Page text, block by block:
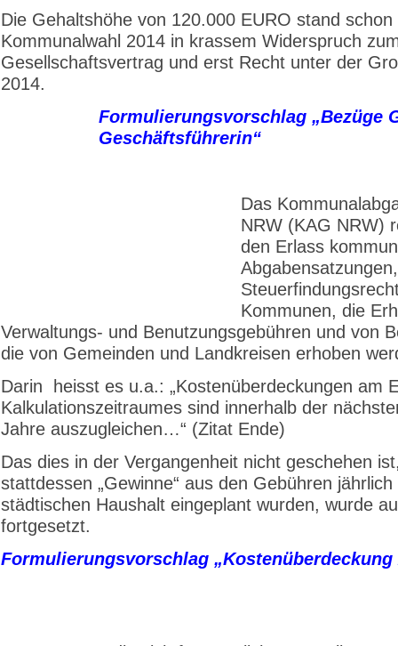
Die Gehaltshöhe von 120.000 EURO stand
Kommunalwahl 2014 in krassem Widerspruch
Gesellschaftsvertrag und erst Recht unter der
2014.
Formulierungsvorschlag „Bezüge
Geschäftsführerin“
Das
NRW (KAG NRW)
den Erlass
Kommunen, die
Verwaltungs- und Benutzungsgebühren und von
die von Gemeinden und Landkreisen erhoben
Darin heisst es u.a.: „Kostenüberdeckungen am
Kalkulationszeitraumes sind innerhalb der
Jahre auszugleichen…“ (Zitat Ende)
Das dies in der Vergangenheit nicht geschehen
stattdessen „Gewinne“ aus den Gebühren
städtischen Haushalt eingeplant wurden, wurde
fortgesetzt.
Formulierungsvorschlag „Kostenüberdeckung